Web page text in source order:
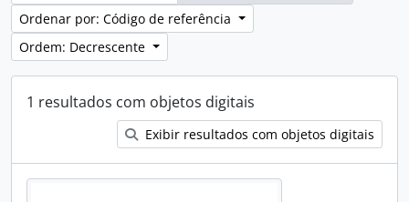
Ordenar por: Código de referência
Ordem: Decrescente
1 resultados com objetos digitais
Exibir resultados com objetos digitais